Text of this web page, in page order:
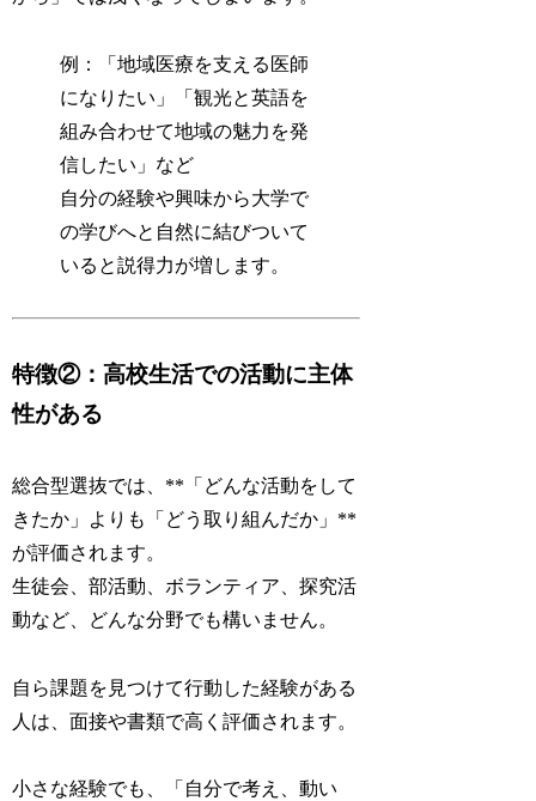
例：「地域医療を支える医師
になりたい」「観光と英語を
組み合わせて地域の魅力を発
信したい」など
自分の経験や興味から大学で
の学びへと自然に結びついて
いると説得力が増します。
特徴②：高校生活での活動に主体
性がある
総合型選抜では、**「どんな活動をして
きたか」よりも「 どう取り組んだか 」**
が評価されます。
生徒会、部活動、ボランティア、探究活
動など、どんな分野でも構いません。
自ら課題を見つけて行動した経験がある
人は、面接や書類で高く評価されます。
小さな経験でも、「自分で考え、動い